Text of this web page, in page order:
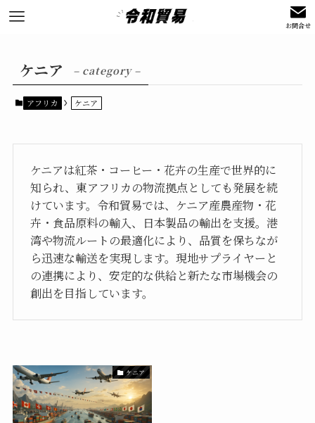
お問合せ
ケニア – category –
アフリカ ケニア
ケニアは紅茶・コーヒー・花卉の生産で世界的に
知られ、東アフリカの物流拠点としても発展を続
けています。令和貿易では、ケニア産農産物・花
卉・食品原料の輸入、日本製品の輸出を支援。港
湾や物流ルートの最適化により、品質を保ちなが
ら迅速な輸送を実現します。現地サプライヤーと
の連携により、安定的な供給と新たな市場機会の
創出を目指しています。
ケニア